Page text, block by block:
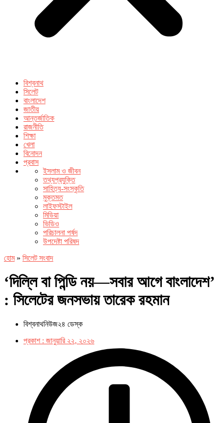
বিশ্বনাথ
সিলেট
বাংলাদেশ
জাতীয়
আন্তর্জাতিক
রাজনীতি
শিক্ষা
খেলা
বিনোদন
প্রবাস
ইসলাম ও জীবন
তথ্যপ্রযুক্তি
সাহিত্য-সংস্কৃতি
মুক্তমত
লাইফস্টাইল
মিডিয়া
ভিডিও
পরিচালনা পর্ষদ
উপদেষ্টা পরিষদ
হোম» সিলেট সংবাদ
‘দিল্লি বা পিন্ডি নয়—সবার আগে বাংলাদেশ’
: সিলেটের জনসভায় তারেক রহমান
বিশ্বনাথনিউজ২৪ ডেস্ক
প্রকাশ : জানুয়ারি ২২, ২০২৬